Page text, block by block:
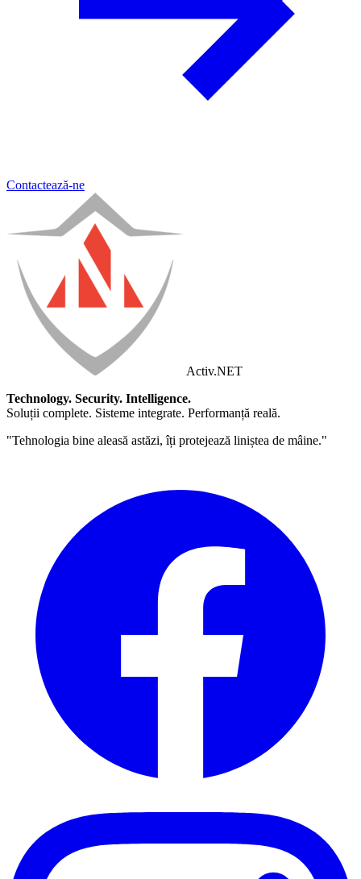
Contactează-ne
Activ.NET
Technology. Security. Intelligence.
Soluții complete. Sisteme integrate. Performanță reală.
"Tehnologia bine aleasă astăzi, îți protejează liniștea de mâine."